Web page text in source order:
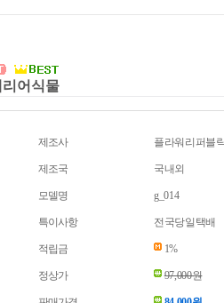
어식물
제조사 플라워리퍼블릭
제조국 국내외
모델명 g_014
특이사항 전국당일택배
적립금 1%
정상가 97,000원